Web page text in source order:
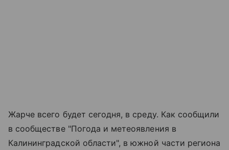
Жарче всего будет сегодня, в среду. Как сообщили
в сообществе "Погода и метеоявления в
Калининградской области", в южной части региона